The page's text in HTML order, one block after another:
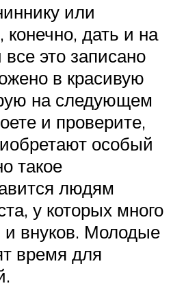
или
дать и на
это записано
в красивую
на следующем
и проверите,
особый
такое
людям
у которых много
внуков. Молодые
время для